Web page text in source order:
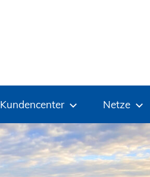
Kundencenter Netze